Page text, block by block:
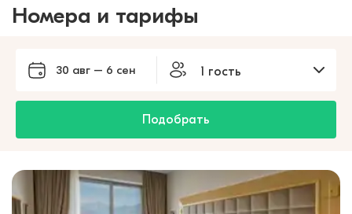
Номера и тарифы
30 авг – 6 сен 1 гость
Подобрать